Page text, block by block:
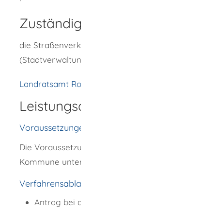
Zuständige Stelle
die Straßenverkehrsbehörde
(Stadtverwaltung oder Landratsamt)
Landratsamt Rottweil
Leistungsdetails
Voraussetzungen
Die Voraussetzungen sind von Kommune zu
Kommune unterschiedlich.
Verfahrensablauf
Antrag bei der zuständigen